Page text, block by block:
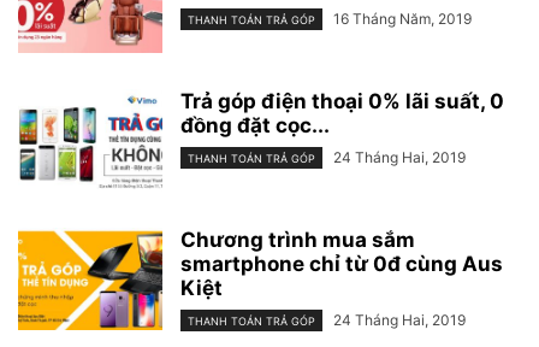
THANH TOÁN TRẢ GÓP 16 Tháng Năm, 2019
Trả góp điện thoại 0% lãi suất, 0
đồng đặt cọc...
THANH TOÁN TRẢ GÓP 24 Tháng Hai, 2019
Chương trình mua sắm
smartphone chỉ từ 0đ cùng Aus
Kiệt
THANH TOÁN TRẢ GÓP 24 Tháng Hai, 2019